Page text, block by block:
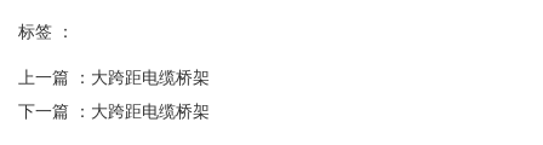
标签 ：
上一篇 ： 大跨距电缆桥架
下一篇 ： 大跨距电缆桥架